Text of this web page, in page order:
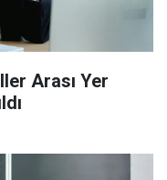
Arası Yer